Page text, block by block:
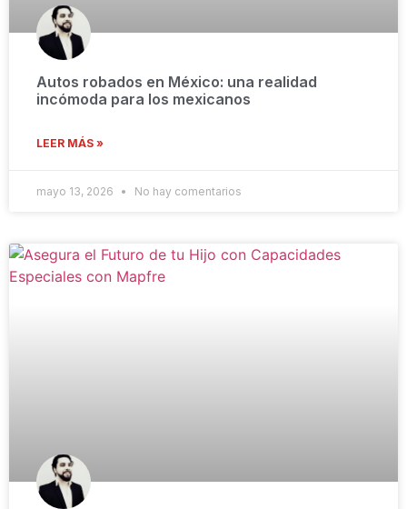
Autos robados en México: una realidad
incómoda para los mexicanos
LEER MÁS »
mayo 13, 2026 No hay comentarios